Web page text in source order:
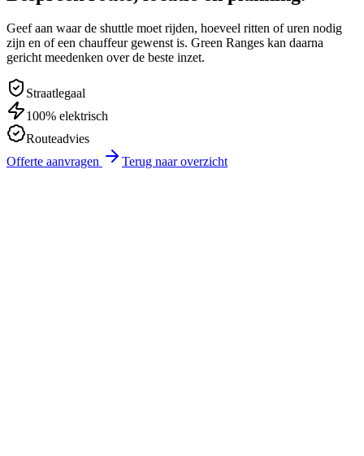
Geef aan waar de shuttle moet rijden, hoeveel ritten of uren nodig
zijn en of een chauffeur gewenst is. Green Ranges kan daarna
gericht meedenken over de beste inzet.
Straatlegaal
100% elektrisch
Routeadvies
Offerte aanvragen
Terug naar overzicht